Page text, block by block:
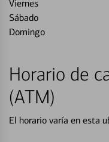
Viernes
Sábado
Domingo
Horario de
(ATM)
El horario varía en esta